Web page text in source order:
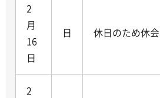
2
月
16
日
日 休日のため休会
2